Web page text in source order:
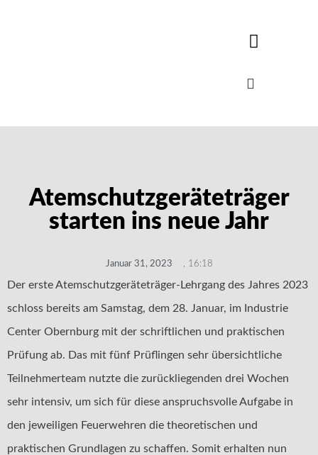
Atemschutzgeräteträger
starten ins neue Jahr
Januar 31, 2023 16:18
Der erste Atemschutzgeräteträger-Lehrgang des Jahres 2023
schloss bereits am Samstag, dem 28. Januar, im Industrie
Center Obernburg mit der schriftlichen und praktischen
Prüfung ab. Das mit fünf Prüflingen sehr übersichtliche
Teilnehmerteam nutzte die zurückliegenden drei Wochen
sehr intensiv, um sich für diese anspruchsvolle Aufgabe in
den jeweiligen Feuerwehren die theoretischen und
praktischen Grundlagen zu schaffen. Somit erhalten nun